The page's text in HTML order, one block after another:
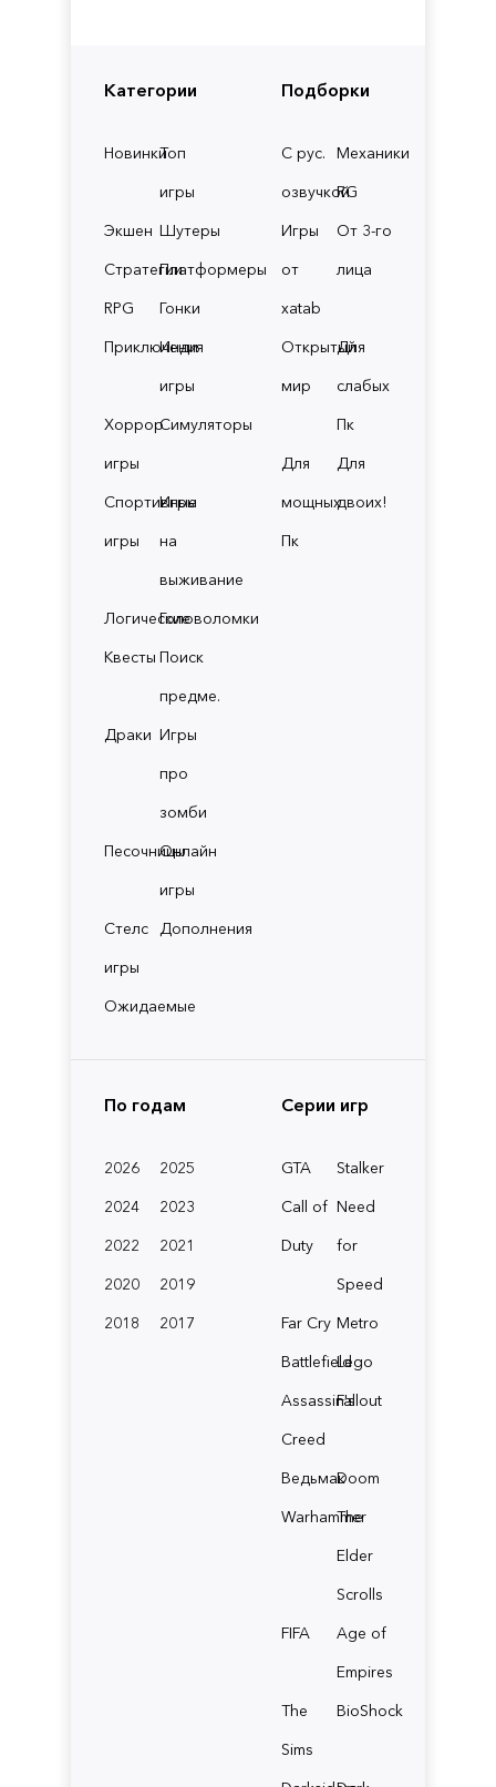
Категории
НовинкиТоп
игры
Экшен Шутеры
СтратегииПлатформеры
RPG
Гонки
Приключения
Инди
игры
Хоррор
игры
Симуляторы
Спортивные
игры
Игры
на
выживание
ЛогическиеГоловоломки
Квесты Поиск
предме.
Драки Игры
про
зомби
ПесочницыОнлайн
игры
Стелс
игры
Дополнения
Ожидаемые
Подборки
С рус.
озвучкой
Механики
RG
Игры
от
xatab
От 3-го
лица
Открытый
мир
Для
слабых
Пк
Для
мощных
Пк
Для
двоих!
По годам
2026
2025
2024
2023
2022
2021
2020
2019
2018
2017
Серии игр
GTA
Stalker
Call of
Duty
Need
for
Speed
Far Cry Metro
BattlefieldLego
Assassin's
Creed
Fallout
ВедьмакDoom
Warhammer
The
Elder
Scrolls
FIFA
Age of
Empires
The
Sims
BioShock